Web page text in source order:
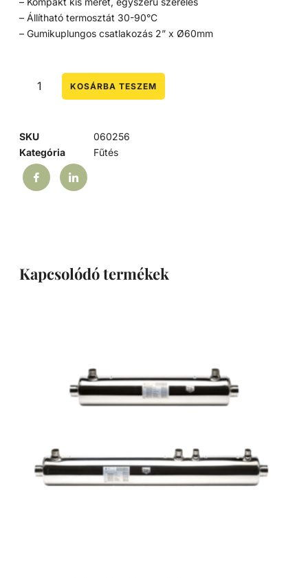
– Állítható termosztát 30-90°C
– Gumikuplungos csatlakozás 2” x Ø60mm
KOSÁRBA TESZEM
SKU
060256
Kategória
Fűtés
Kapcsolódó termékek